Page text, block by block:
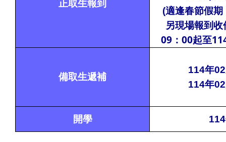
正取生報到
(適逢春節假
另現場報到
09：00起至
備取生遞補
114年02
114年02
開學 114